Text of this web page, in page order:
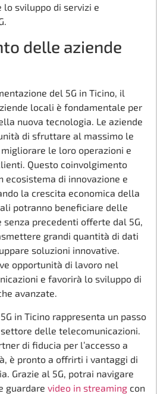
sviluppo di servizi e
delle aziende
del 5G in Ticino, il
locali è fondamentale per
nuova tecnologia. Le aziende
di sfruttare al massimo le
le loro operazioni e
Questo coinvolgimento
ecosistema di innovazione e
la crescita economica della
potranno beneficiare delle
precedenti offerte dal 5G,
grandi quantità di dati
soluzioni innovative.
opportunità di lavoro nel
e favorirà lo sviluppo di
avanzate.
in Ticino rappresenta un passo
delle telecomunicazioni.
di fiducia per l’accesso a
è pronto a offrirti i vantaggi di
Grazie al 5G, potrai navigare
guardare video in streaming con